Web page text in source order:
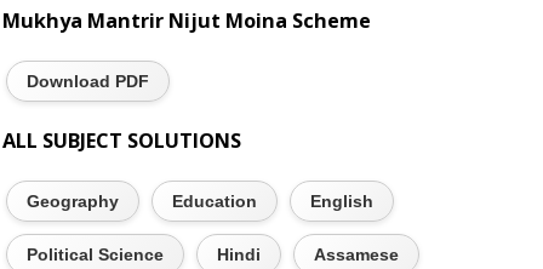
Mukhya Mantrir Nijut Moina Scheme
Download PDF
ALL SUBJECT SOLUTIONS
Geography Education English
Political Science Hindi Assamese